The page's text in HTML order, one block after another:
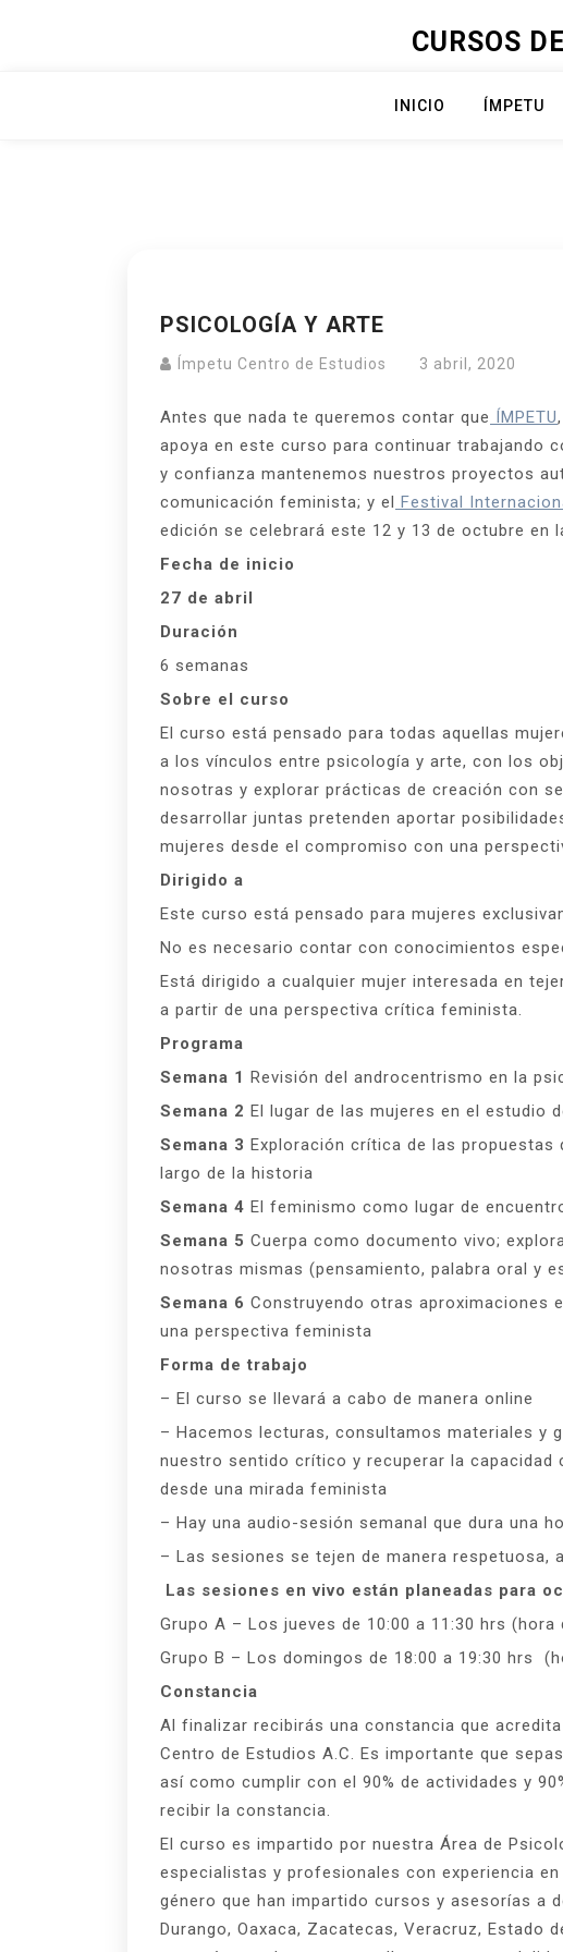
CURSOS
INICIO ÍMPETU
PSICOLOGÍA Y ARTE
Ímpetu Centro de Estudios 3 abril, 2020
Antes que nada te queremos contar que ÍMPETU
apoya en este curso para continuar trabajando
y confianza mantenemos nuestros proyectos
comunicación feminista; y el Festival
edición se celebrará este 12 y 13 de octubre en
Fecha de inicio
27 de abril
Duración
6 semanas
Sobre el curso
El curso está pensado para todas aquellas
a los vínculos entre psicología y arte, con los
nosotras y explorar prácticas de creación con
desarrollar juntas pretenden aportar
mujeres desde el compromiso con una
Dirigido a
Este curso está pensado para mujeres
No es necesario contar con conocimientos
Está dirigido a cualquier mujer interesada en
a partir de una perspectiva crítica feminista.
Programa
Semana 1 Revisión del androcentrismo en la
Semana 2 El lugar de las mujeres en el estudio
Semana 3 Exploración crítica de las propuestas
largo de la historia
Semana 4 El feminismo como lugar de
Semana 5 Cuerpa como documento vivo;
nosotras mismas (pensamiento, palabra oral y
Semana 6 Construyendo otras aproximaciones
una perspectiva feminista
Forma de trabajo
– El curso se llevará a cabo de manera online
– Hacemos lecturas, consultamos materiales y
nuestro sentido crítico y recuperar la capacidad
desde una mirada feminista
– Hay una audio-sesión semanal que dura una
– Las sesiones se tejen de manera respetuosa,
Las sesiones en vivo están planeadas para
Grupo A – Los jueves de 10:00 a 11:30 hrs
Grupo B – Los domingos de 18:00 a 19:30 hrs
Constancia
Al finalizar recibirás una constancia que
Centro de Estudios A.C. Es importante que
así como cumplir con el 90% de actividades y
recibir la constancia.
El curso es impartido por nuestra Área de
especialistas y profesionales con experiencia
género que han impartido cursos y asesorías a
Durango, Oaxaca, Zacatecas, Veracruz, Estado